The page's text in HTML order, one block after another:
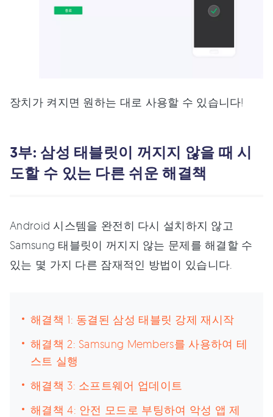
장치가 켜지면 원하는 대로 사용할 수 있습니다!
3부: 삼성 태블릿이 꺼지지 않을 때 시
도할 수 있는 다른 쉬운 해결책
Android 시스템을 완전히 다시 설치하지 않고
Samsung 태블릿이 꺼지지 않는 문제를 해결할 수
있는 몇 가지 다른 잠재적인 방법이 있습니다.
해결책 1: 동결된 삼성 태블릿 강제 재시작
해결책 2: Samsung Members를 사용하여 테
스트 실행
해결책 3: 소프트웨어 업데이트
해결책 4: 안전 모드로 부팅하여 악성 앱 제